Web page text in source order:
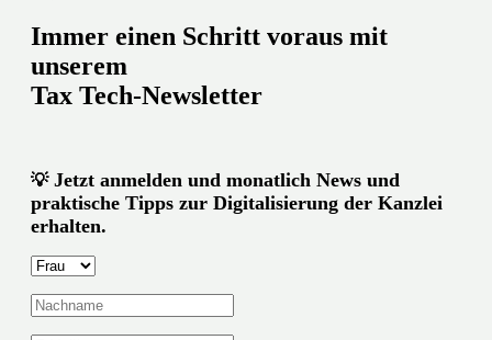
Immer einen Schritt voraus mit
unserem
Tax Tech-Newsletter
💡Jetzt anmelden und monatlich News und
praktische Tipps zur Digitalisierung der Kanzlei
erhalten.